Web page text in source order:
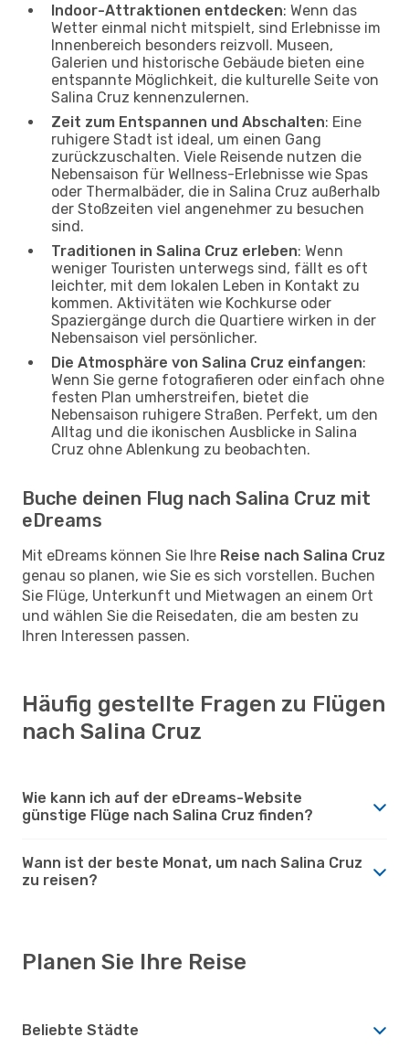
Indoor-Attraktionen entdecken: Wenn das
Wetter einmal nicht mitspielt, sind Erlebnisse im
Innenbereich besonders reizvoll. Museen,
Galerien und historische Gebäude bieten eine
entspannte Möglichkeit, die kulturelle Seite von
Salina Cruz kennenzulernen.
Zeit zum Entspannen und Abschalten: Eine
ruhigere Stadt ist ideal, um einen Gang
zurückzuschalten. Viele Reisende nutzen die
Nebensaison für Wellness-Erlebnisse wie Spas
oder Thermalbäder, die in Salina Cruz außerhalb
der Stoßzeiten viel angenehmer zu besuchen
sind.
Traditionen in Salina Cruz erleben: Wenn
weniger Touristen unterwegs sind, fällt es oft
leichter, mit dem lokalen Leben in Kontakt zu
kommen. Aktivitäten wie Kochkurse oder
Spaziergänge durch die Quartiere wirken in der
Nebensaison viel persönlicher.
Die Atmosphäre von Salina Cruz einfangen:
Wenn Sie gerne fotografieren oder einfach ohne
festen Plan umherstreifen, bietet die
Nebensaison ruhigere Straßen. Perfekt, um den
Alltag und die ikonischen Ausblicke in Salina
Cruz ohne Ablenkung zu beobachten.
Buche deinen Flug nach Salina Cruz mit
eDreams
Mit eDreams können Sie Ihre Reise nach Salina Cruz
genau so planen, wie Sie es sich vorstellen. Buchen
Sie Flüge, Unterkunft und Mietwagen an einem Ort
und wählen Sie die Reisedaten, die am besten zu
Ihren Interessen passen.
Häufig gestellte Fragen zu Flügen
nach Salina Cruz
Wie kann ich auf der eDreams-Website
günstige Flüge nach Salina Cruz finden?
Wann ist der beste Monat, um nach Salina Cruz
zu reisen?
Planen Sie Ihre Reise
Beliebte Städte